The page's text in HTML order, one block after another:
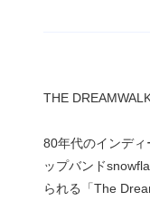
THE
80年代のインデ
ップバンド
られる「The